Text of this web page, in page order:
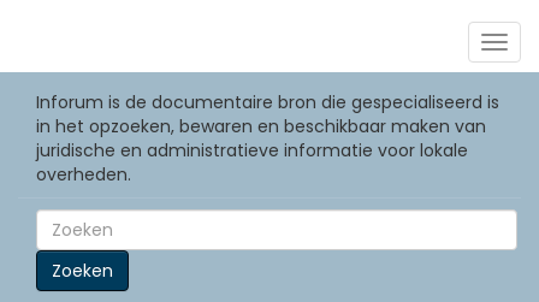
Inforum is de documentaire bron die gespecialiseerd is
in het opzoeken, bewaren en beschikbaar maken van
juridische en administratieve informatie voor lokale
overheden.
Zoeken